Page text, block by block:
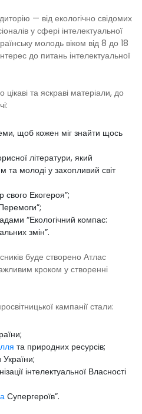
— від екологічно свідомих
у сфері інтелектуальної
молодь віком від 8 до 18
до питань інтелектуальної
та яскраві матеріали, до
щоб кожен міг знайти щось
літератури, який
та молоді у захопливий світ
свого Екогероя”;
“Екологічний компас:
змін”.
буде створено Атлас
кроком у створенні
кампанії стали:
та природних ресурсів;
України;
інтелектуальної Власності
Супергероїв”.